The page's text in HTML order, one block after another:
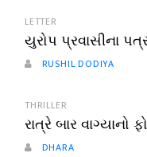
LETTER
યુરોપ પ્રવાસીના
RUSHIL DODIYA
THRILLER
રાત્રે બાર વાગ્યાનો
DHARA